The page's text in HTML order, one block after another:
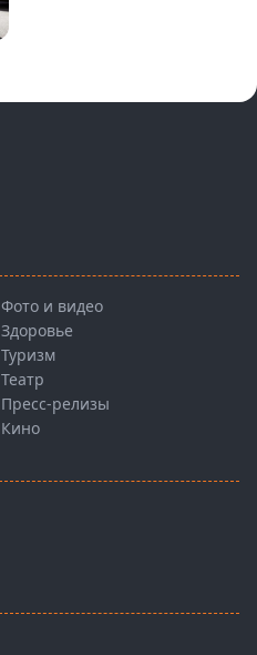
Фото и видео
Здоровье
Туризм
Театр
Пресс-релизы
Кино